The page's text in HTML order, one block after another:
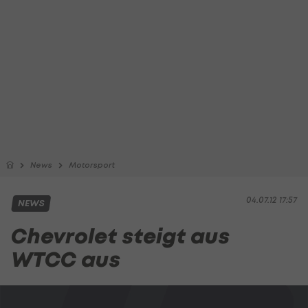
News Motorsport
04.07.12 17:57
NEWS
Chevrolet steigt aus
WTCC aus